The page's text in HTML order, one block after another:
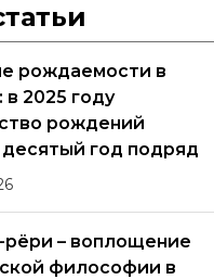
рождаемости в
в 2025 году
рождений
год подряд
рёри – воплощение
философии в